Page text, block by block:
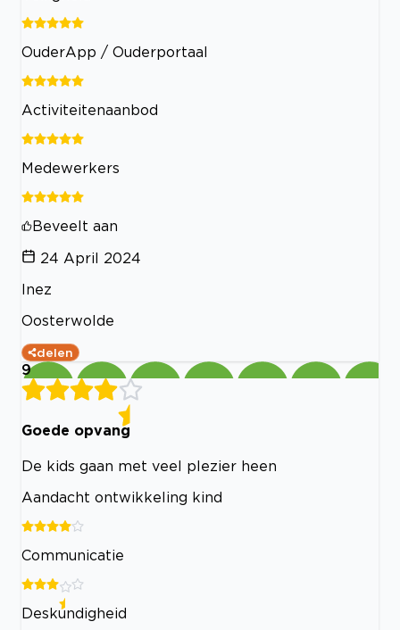
OuderApp / Ouderportaal
Activiteitenaanbod
Medewerkers
Beveelt aan
24 April 2024
Inez
Oosterwolde
delen
9
Goede opvang
De kids gaan met veel plezier heen
Aandacht ontwikkeling kind
Communicatie
Deskundigheid